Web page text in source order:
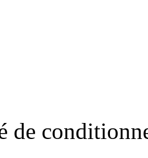
de